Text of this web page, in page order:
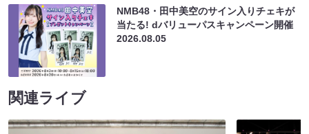
NMB48・田中美空のサイン入りチェキが
当たる! dバリューパスキャンペーン開催
2026.08.05
関連ライブ